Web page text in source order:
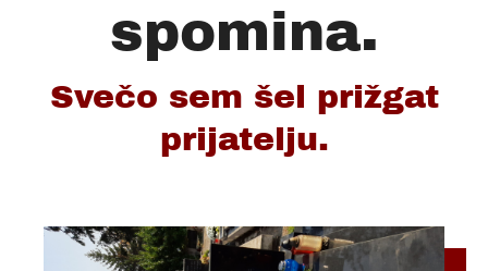
spomina.
Svečo sem šel prižgat
prijatelju.